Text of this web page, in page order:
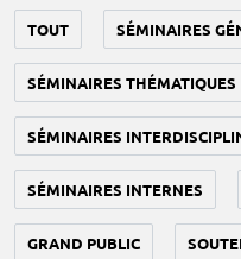
TOUT SÉMINAIRES
SÉMINAIRES THÉMATIQUES
SÉMINAIRES
SÉMINAIRES INTERNES
GRAND PUBLIC